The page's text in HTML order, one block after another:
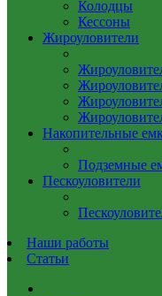
Колодцы
Кессоны
Жироуловители
Накопительные
Подземные
Пескоуловители
Наши работы
Статьи